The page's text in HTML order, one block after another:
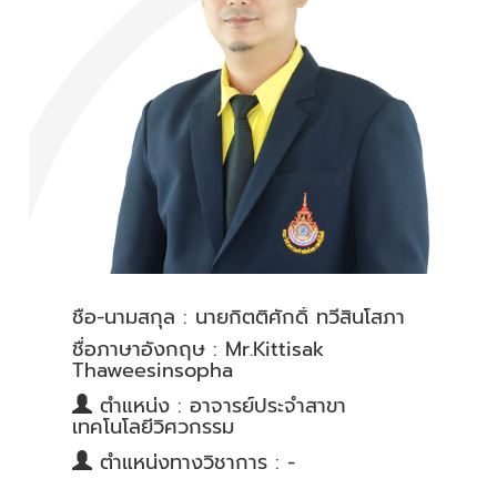
ชื่อ-นามสกุล : นายกิตติศักดิ์ ทวีสินโสภา​
ชื่อภาษาอังกฤษ : Mr.Kittisak
Thaweesinsopha​
ตำแหน่ง : อาจารย์ประจำสาขา
เทคโนโลยีวิศวกรรม
ตำแหน่งทางวิชาการ : -